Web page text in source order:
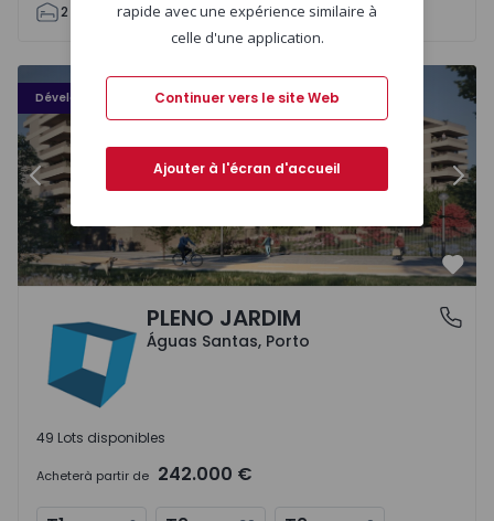
2 99 59 110 0
Développement
PLENO JARDIM - 3
Précédent
Águas Santas, PortoPLENO JARDIM
Águas Santas, Porto
49 Lots disponibles
Acheterà partir de 242.000 €
rapide avec une expérience similaire à
celle d'une application.
Continuer vers le site Web
Ajouter à l'écran d'accueil